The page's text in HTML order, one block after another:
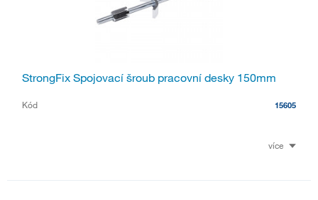
StrongFix Spojovací šroub pracovní desky 150mm
Kód 15605
více